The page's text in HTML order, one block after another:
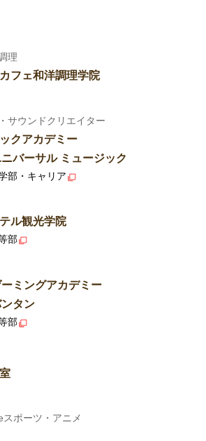
理
フェ和洋調理学院
サウンドクリエイター
クアカデミー
バーサル ミュージック
部・キャリア
ル観光学院
部
ミングアカデミー
タン
部
ポーツ・アニメ